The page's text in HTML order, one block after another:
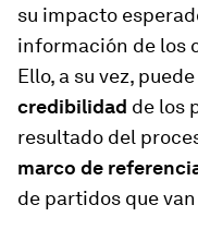
su impacto
información de los
Ello, a su vez,
credibilidad de los
resultado del
marco de
de partidos que